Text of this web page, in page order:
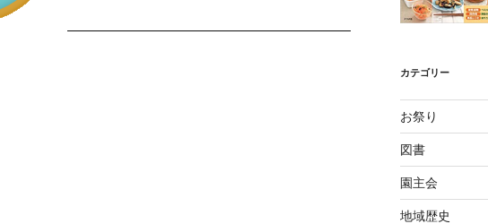
カテゴリー
お祭り
図書
園主会
地域歴史